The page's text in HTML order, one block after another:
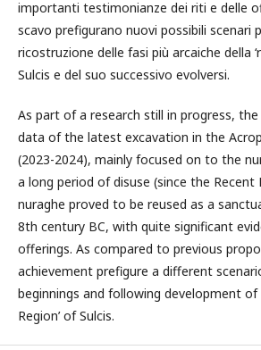
importanti testimonianze dei riti e delle
scavo prefigurano nuovi possibili scenari
ricostruzione delle fasi più arcaiche della
Sulcis e del suo successivo evolversi.
As part of a research still in progress,
data of the latest excavation in the
(2023-2024), mainly focused on to the
a long period of disuse (since the Recent
nuraghe proved to be reused as a
8th century BC, with quite significant
offerings. As compared to previous
achievement prefigure a different
beginnings and following development of
Region’ of Sulcis.